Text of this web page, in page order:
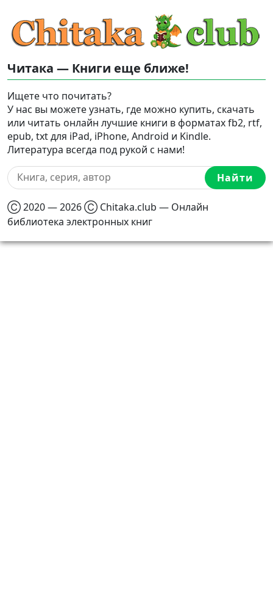
Читака — Книги еще ближе!
Ищете что почитать?
У нас вы можете узнать, где можно купить, скачать
или читать онлайн лучшие книги в форматах fb2, rtf,
epub, txt для iPad, iPhone, Android и Kindle.
Литература всегда под рукой с нами!
Найти
Ⓒ 2020 — 2026 Ⓒ Chitaka.club — Онлайн
библиотека электронных книг